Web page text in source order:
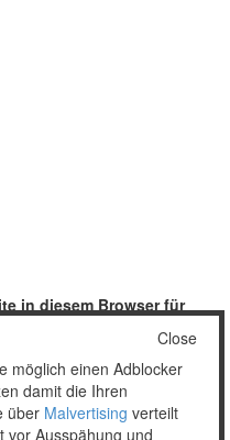
in diesem Browser für
Close
möglich einen Adblocker
damit die Ihren
über Malvertising verteilt
vor Ausspähung und